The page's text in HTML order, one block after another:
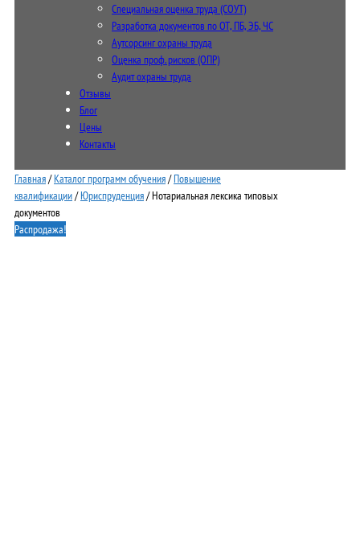
Специальная оценка труда (СОУТ)
Разработка документов по ОТ, ПБ, ЭБ, ЧС
Аутсорсинг охраны труда
Оценка проф. рисков (ОПР)
Аудит охраны труда
Отзывы
Блог
Цены
Контакты
Главная/Каталог программ обучения/Повышение
квалификации/Юриспруденция/ Нотариальная лексика типовых
документов
Распродажа!